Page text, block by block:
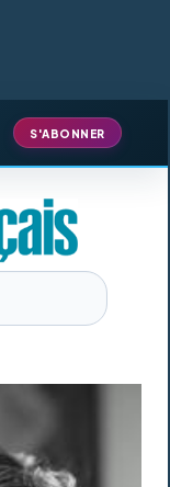
S'ABONNER